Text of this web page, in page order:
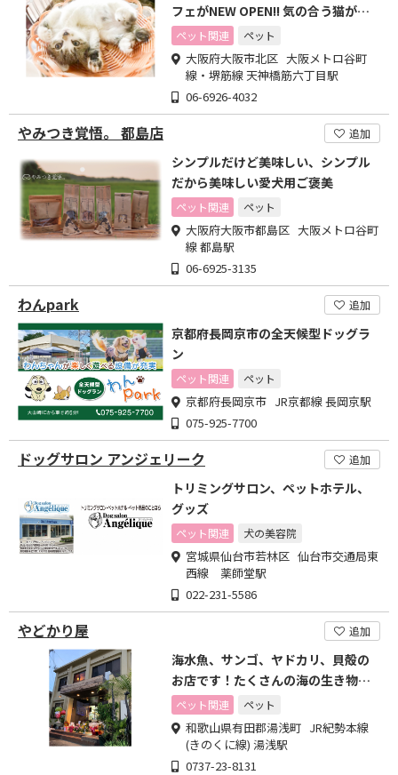
フェがNEW OPEN!! 気の合う猫がき
っと見つかる!
ペット関連 ペット
大阪府大阪市北区 大阪メトロ谷町
線・堺筋線 天神橋筋六丁目駅
06-6926-4032
やみつき覚悟。 都島店 追加
シンプルだけど美味しい、シンプル
だから美味しい愛犬用ご褒美
ペット関連 ペット
大阪府大阪市都島区 大阪メトロ谷町
線 都島駅
06-6925-3135
わんpark 追加
京都府長岡京市の全天候型ドッグラ
ン
ペット関連 ペット
京都府長岡京市 JR京都線 長岡京駅
075-925-7700
ドッグサロン アンジェリーク 追加
トリミングサロン、ペットホテル、
グッズ
ペット関連 犬の美容院
宮城県仙台市若林区 仙台市交通局東
西線 薬師堂駅
022-231-5586
やどかり屋 追加
海水魚、サンゴ、ヤドカリ、貝殻の
お店です！たくさんの海の生き物が
います♪
ペット関連 ペット
和歌山県有田郡湯浅町 JR紀勢本線
(きのくに線) 湯浅駅
0737-23-8131